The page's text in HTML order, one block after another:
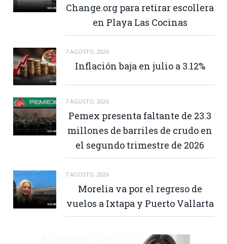
Change.org para retirar escollera
en Playa Las Cocinas
7 AGOSTO, 2026
Inflación baja en julio a 3.12%
7 AGOSTO, 2026
Pemex presenta faltante de 23.3
millones de barriles de crudo en
el segundo trimestre de 2026
7 AGOSTO, 2026
Morelia va por el regreso de
vuelos a Ixtapa y Puerto Vallarta